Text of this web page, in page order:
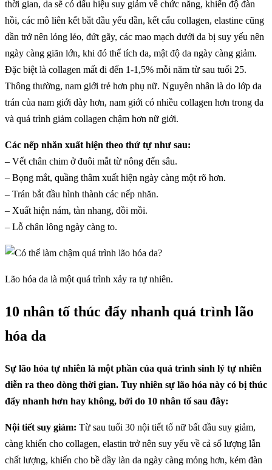
thời gian, da sẽ có dấu hiệu suy giảm về chức năng, khiến độ đàn
hồi, các mô liên kết bắt đầu yếu dần, kết cấu collagen, elastine cũng
dần trở nên lỏng lẻo, đứt gãy, các mao mạch dưới da bị suy yếu nên
ngày càng giãn lớn, khi đó thể tích da, mật độ da ngày càng giảm.
Đặc biệt là collagen mất đi đến 1-1,5% mỗi năm từ sau tuổi 25.
Thông thường, nam giới trẻ hơn phụ nữ. Nguyên nhân là do lớp da
trán của nam giới dày hơn, nam giới có nhiều collagen hơn trong da
và quá trình giảm collagen chậm hơn nữ giới.
Các nếp nhăn xuất hiện theo thứ tự như sau:
– Vết chân chim ở đuôi mắt từ nông đến sâu.
– Bọng mắt, quầng thâm xuất hiện ngày càng một rõ hơn.
– Trán bắt đầu hình thành các nếp nhăn.
– Xuất hiện nám, tàn nhang, đồi mồi.
– Lỗ chân lông ngày càng to.
Lão hóa da là một quá trình xảy ra tự nhiên.
10 nhân tố thúc đẩy nhanh quá trình lão
hóa da
Sự lão hóa tự nhiên là một phần của quá trình sinh lý tự nhiên
diễn ra theo dòng thời gian. Tuy nhiên sự lão hóa này có bị thúc
đẩy nhanh hơn hay không, bởi do 10 nhân tố sau đây:
Nội tiết suy giảm: Từ sau tuổi 30 nội tiết tố nữ bất đầu suy giảm,
càng khiến cho collagen, elastin trở nên suy yếu về cả số lượng lẫn
chất lượng, khiến cho bề dầy làn da ngày càng mỏng hơn, kém đàn